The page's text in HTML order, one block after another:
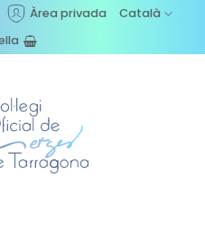
Àrea privada
Català